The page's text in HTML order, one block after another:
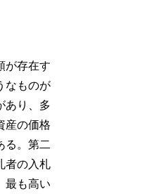
が存在す
なものが
あり、多
産の価格
る。第二
者の入札
最も高い